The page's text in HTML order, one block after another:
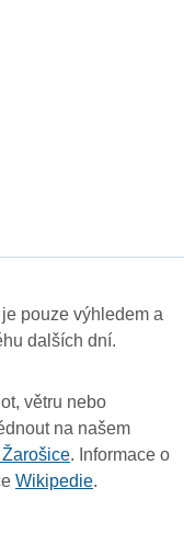
pouze výhledem a
dalších dní.
větru nebo
na našem
. Informace o
Wikipedie.